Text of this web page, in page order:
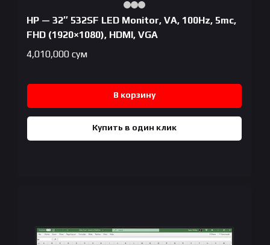
HP — 32″ 532SF LED Monitor, VA, 100Hz, 5mc,
FHD (1920×1080), HDMI, VGA
4,010,000 сум
В корзину
Купить в один клик